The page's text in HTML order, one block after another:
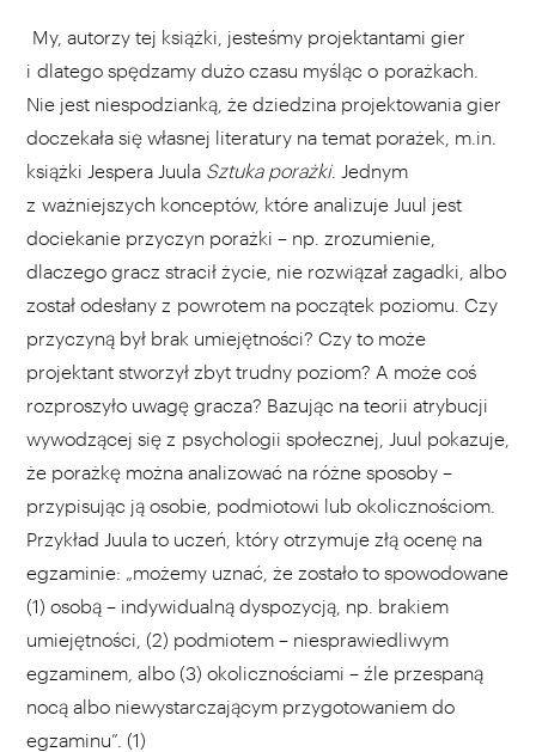
My, autorzy tej książki, jesteśmy projektantami gier
i dlatego spędzamy dużo czasu myśląc o porażkach.
Nie jest niespodzianką, że dziedzina projektowania gier
doczekała się własnej literatury na temat porażek, m.in.
książki Jespera Juula Sztuka porażki. Jednym
z ważniejszych konceptów, które analizuje Juul jest
dociekanie przyczyn porażki – np. zrozumienie,
dlaczego gracz stracił życie, nie rozwiązał zagadki, albo
został odesłany z powrotem na początek poziomu. Czy
przyczyną był brak umiejętności? Czy to może
projektant stworzył zbyt trudny poziom? A może coś
rozproszyło uwagę gracza? Bazując na teorii atrybucji
wywodzącej się z psychologii społecznej, Juul pokazuje,
że porażkę można analizować na różne sposoby –
przypisując ją osobie, podmiotowi lub okolicznościom.
Przykład Juula to uczeń, który otrzymuje złą ocenę na
egzaminie: „możemy uznać, że zostało to spowodowane
(1) osobą – indywidualną dyspozycją, np. brakiem
umiejętności, (2) podmiotem – niesprawiedliwym
egzaminem, albo (3) okolicznościami – źle przespaną
nocą albo niewystarczającym przygotowaniem do
egzaminu”. (1)